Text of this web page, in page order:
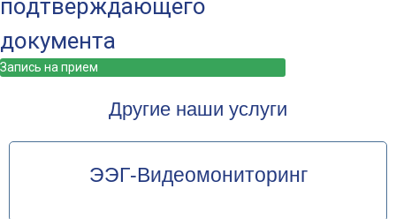
подтверждающего
документа
Запись на прием
Другие наши услуги
ЭЭГ-Видеомониторинг